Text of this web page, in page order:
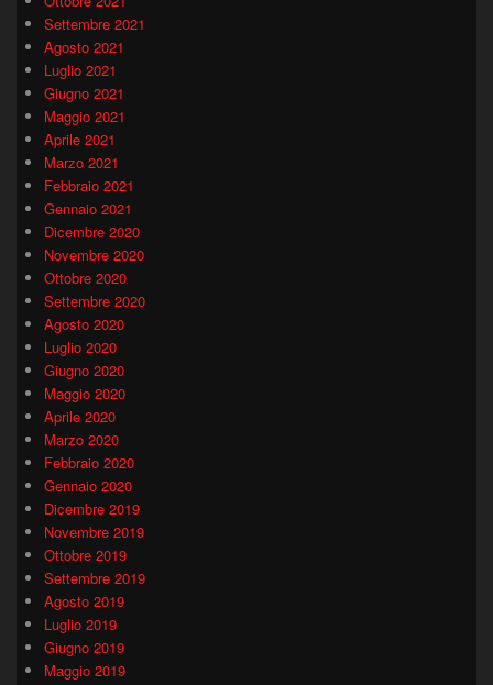
Settembre 2021
Agosto 2021
Luglio 2021
Giugno 2021
Maggio 2021
Aprile 2021
Marzo 2021
Febbraio 2021
Gennaio 2021
Dicembre 2020
Novembre 2020
Ottobre 2020
Settembre 2020
Agosto 2020
Luglio 2020
Giugno 2020
Maggio 2020
Aprile 2020
Marzo 2020
Febbraio 2020
Gennaio 2020
Dicembre 2019
Novembre 2019
Ottobre 2019
Settembre 2019
Agosto 2019
Luglio 2019
Giugno 2019
Maggio 2019